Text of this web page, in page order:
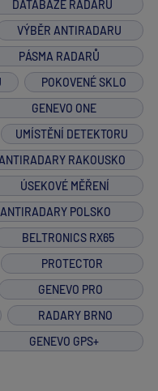
DATABÁZE RADARŮ
VÝBĚR ANTIRADARU
PÁSMA RADARŮ
POKOVENÉ SKLO
GENEVO ONE
UMÍSTĚNÍ DETEKTORU
ANTIRADARY RAKOUSKO
ÚSEKOVÉ MĚŘENÍ
ANTIRADARY POLSKO
BELTRONICS RX65
PROTECTOR
GENEVO PRO
RADARY BRNO
GENEVO GPS+